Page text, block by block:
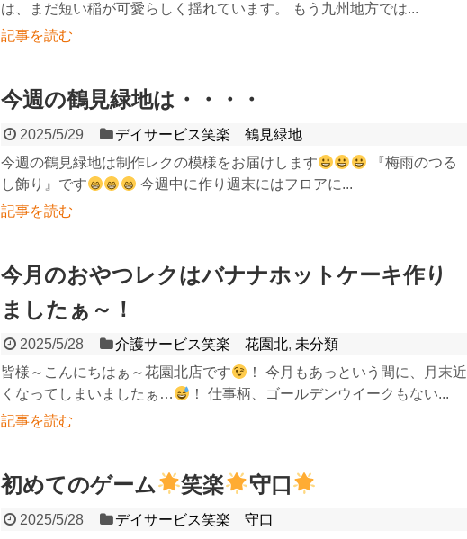
は、まだ短い稲が可愛らしく揺れています。 もう九州地方では...
記事を読む
今週の鶴見緑地は・・・・
2025/5/29
デイサービス笑楽 鶴見緑地
今週の鶴見緑地は制作レクの模様をお届けします
『梅雨のつる
し飾り』です
今週中に作り週末にはフロアに...
記事を読む
今月のおやつレクはバナナホットケーキ作り
ましたぁ～！
2025/5/28 介護サービス笑楽 花園北, 未分類
皆様～こんにちはぁ～花園北店です
！ 今月もあっという間に、月末近
くなってしまいましたぁ…
！ 仕事柄、ゴールデンウイークもない...
記事を読む
初めてのゲーム 笑楽 守口
2025/5/28
デイサービス笑楽 守口